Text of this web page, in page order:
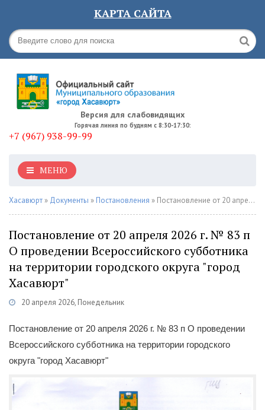
КАРТА САЙТА
Версия для слабовидящих
Горячая линия по будням с 8:30-17:30:
+7 (967) 938-99-99
МЕНЮ
Хасавюрт » Документы » Постановления » Постановление от 20 апреля 2026 г. № 83 п О проведении Всероссийского субботника на территории городского округа "город Хасавюрт"
Постановление от 20 апреля 2026 г. № 83 п
О проведении Всероссийского субботника
на территории городского округа "город
Хасавюрт"
20 апреля 2026, Понедельник
Постановление от 20 апреля 2026 г. № 83 п О проведении
Всероссийского субботника на территории городского
округа "город Хасавюрт"